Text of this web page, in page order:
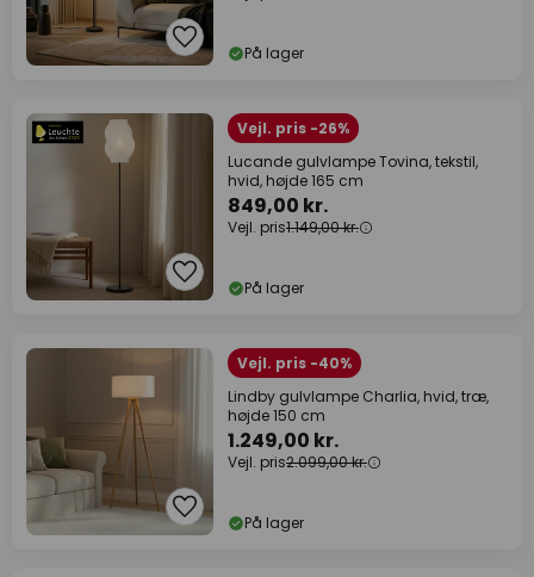
På lager
Vejl. pris -26%
Lucande gulvlampe Tovina, tekstil,
hvid, højde 165 cm
849,00 kr.
Vejl. pris1.149,00 kr.
På lager
Vejl. pris -40%
Lindby gulvlampe Charlia, hvid, træ,
højde 150 cm
1.249,00 kr.
Vejl. pris2.099,00 kr.
På lager